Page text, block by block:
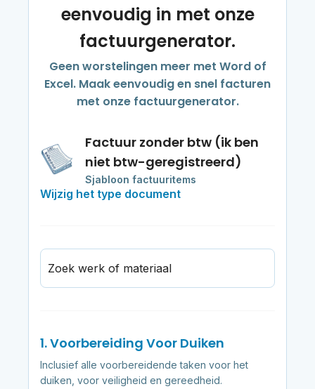
eenvoudig in met onze
factuurgenerator.
Geen worstelingen meer met Word of
Excel. Maak eenvoudig en snel facturen
met onze factuurgenerator.
Factuur zonder btw (ik ben
niet btw-geregistreerd)
Sjabloon factuuritems
Wijzig het type document
Zoek werk of materiaal
1. Voorbereiding Voor Duiken
Inclusief alle voorbereidende taken voor het
duiken, voor veiligheid en gereedheid.